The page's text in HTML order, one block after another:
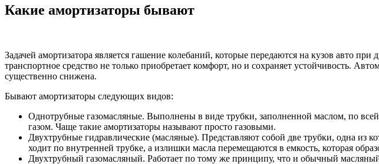
Какие амортизаторы бывают
Задачей амортизатора является гашение колебаний, которые передаются на кузов авто
транспортное средство не только приобретает комфорт, но и сохраняет устойчивость.
существенно снижена.
Бывают амортизаторы следующих видов:
Однотрубные газомасляные. Выполнены в виде трубки, заполненной маслом, по
газом. Чаще такие амортизаторы называют просто газовыми.
Двухтрубные гидравлические (масляные). Представляют собой две трубки, одна
ходит по внутренней трубке, а излишки масла перемещаются в емкость, которая
Двухтрубный газомасляный. Работает по тому же принципу, что и обычный